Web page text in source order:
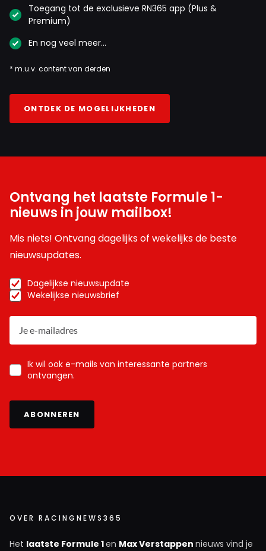
Toegang tot de exclusieve RN365 app (Plus &
Premium)
En nog veel meer…
* m.u.v. content van derden
ONTDEK DE MOGELIJKHEDEN
Ontvang het laatste Formule 1-
nieuws in jouw mailbox!
Mis niets! Ontvang dagelijks of wekelijks de beste
nieuwsupdates.
Dagelijkse nieuwsupdate
Wekelijkse nieuwsbrief
Ik wil ook e-mails van interessante partners
ontvangen.
ABONNEREN
OVER RACINGNEWS365
Het laatste Formule 1en Max Verstappen nieuws vind je